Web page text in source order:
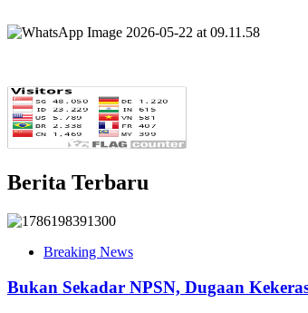
Berita Terbaru
Breaking News
Bukan Sekadar NPSN, Dugaan